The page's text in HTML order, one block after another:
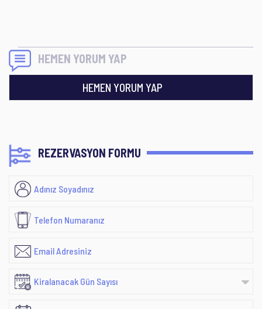
HEMEN YORUM YAP
HEMEN YORUM YAP
REZERVASYON FORMU